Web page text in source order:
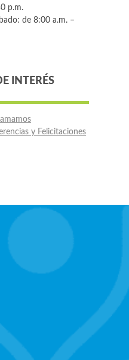
p.m.
de 8:00 a.m. –
INTERÉS
y Felicitaciones